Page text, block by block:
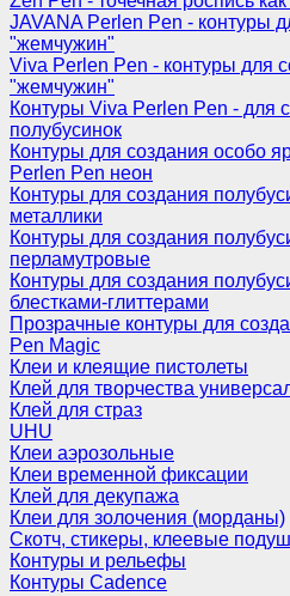
JAVANA Perlen Pen - контуры
"жемчужин"
Viva Perlen Pen - контуры для
"жемчужин"
Контуры Viva Perlen Pen - для
полубусинок
Контуры для создания особо
Perlen Pen неон
Контуры для создания
металлики
Контуры для создания
перламутровые
Контуры для создания
блестками-глиттерами
Прозрачные контуры для
Pen Magic
Клеи и клеящие пистолеты
Клей для творчества
Клей для страз
UHU
Клеи аэрозольные
Клеи временной фиксации
Клей для декупажа
Клеи для золочения (морданы)
Скотч, стикеры, клеевые
Контуры и рельефы
Контуры Cadence